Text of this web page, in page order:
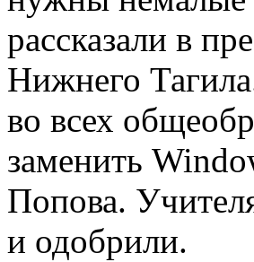
рассказали в
Нижнего
во всех
заменить
Попова.
и одобрили.